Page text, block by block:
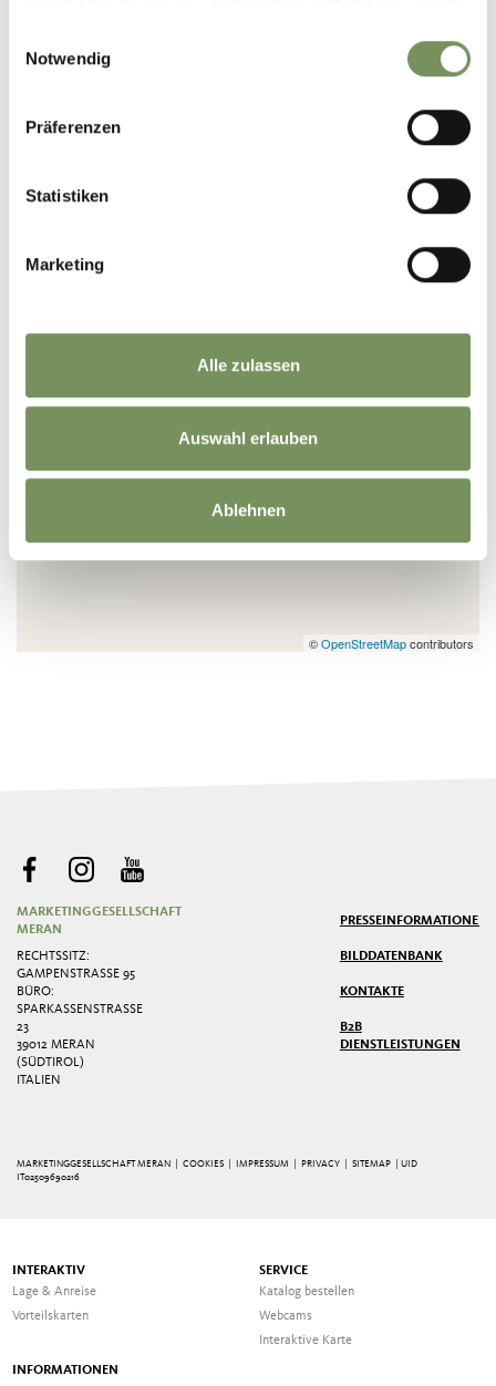
Notwendig
Präferenzen
Statistiken
Marketing
Alle zulassen
Auswahl erlauben
Ablehnen
−
©OpenStreetMapcontributors
MARKETINGGESELLSCHAFT
MERAN
RECHTSSITZ:
GAMPENSTRASSE 95
BÜRO:
SPARKASSENSTRASSE 2
3
39012 MERAN
(SÜDTIROL)
ITALIEN
PRESSEINFORMATIONEN
BILDDATENBANK
KONTAKTE
B2B
DIENSTLEISTUNGEN
MARKETINGGESELLSCHAFT MERAN | COOKIES IMPRESSUM PRIVACY |SITEMAP
| UID
IT02509690216
INTERAKTIV
Lage & Anreise
Vorteilskarten
SERVICE
Katalog bestellen
Webcams
Interaktive Karte
INFORMATIONEN